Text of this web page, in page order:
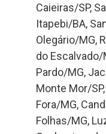
Caieiras/SP,
Itapebi/BA,
Olegário/MG,
do Escalvado/
Pardo/MG,
Monte Mor/
Fora/MG,
Folhas/MG,